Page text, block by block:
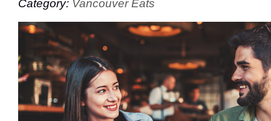
Category: Vancouver Eats